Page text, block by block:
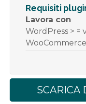
Requisiti
Lavora con
WordPress > =
WooCommerce
SCARICA